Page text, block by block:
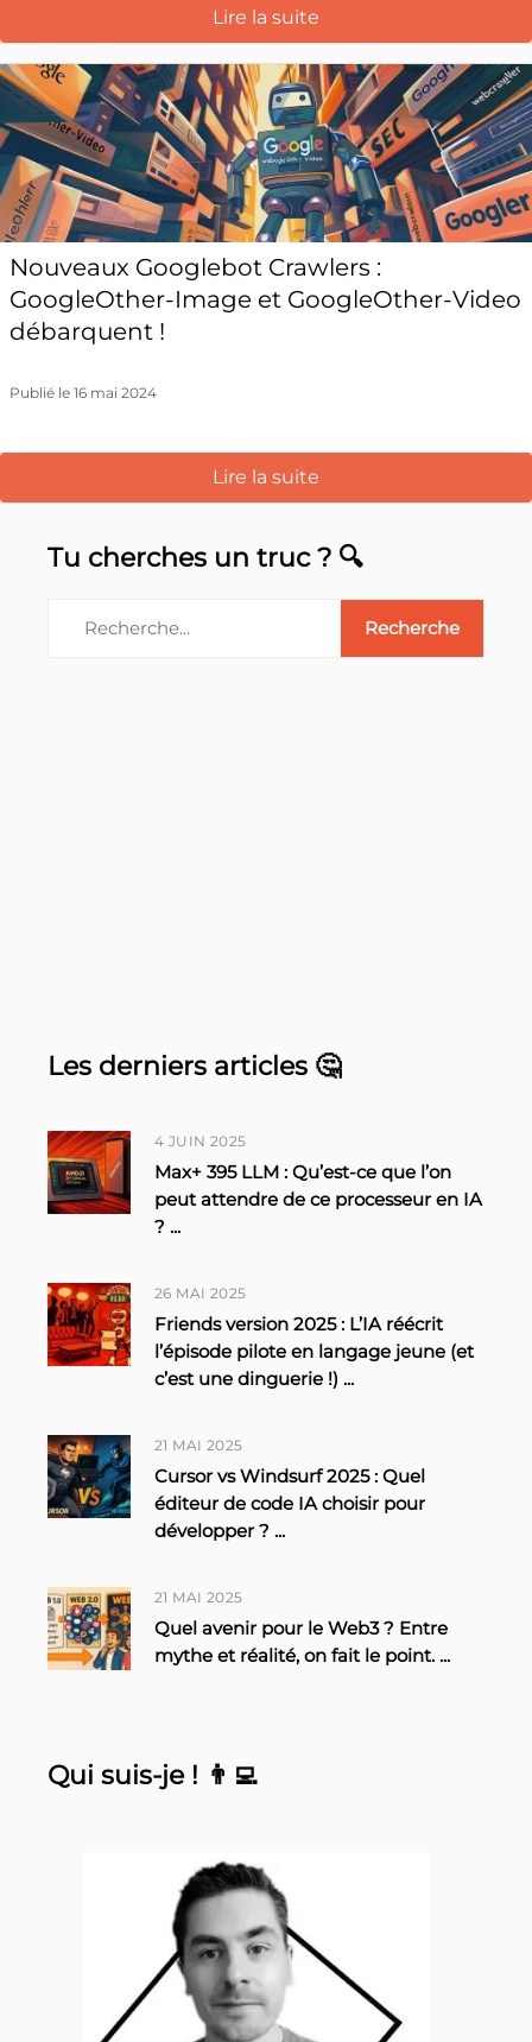
Lire la suite
Nouveaux Googlebot Crawlers :
GoogleOther-Image et GoogleOther-Video
débarquent !
Publié le 16 mai 2024
Lire la suite
Tu cherches un truc ? 🔍
Les derniers articles 🤔
4 JUIN 2025
Max+ 395 LLM : Qu’est-ce que l’on
peut attendre de ce processeur en IA
? ...
26 MAI 2025
Friends version 2025 : L’IA réécrit
l’épisode pilote en langage jeune (et
c’est une dinguerie !) ...
21 MAI 2025
Cursor vs Windsurf 2025 : Quel
éditeur de code IA choisir pour
développer ? ...
21 MAI 2025
Quel avenir pour le Web3 ? Entre
mythe et réalité, on fait le point. ...
Qui suis-je ! 👨‍💻